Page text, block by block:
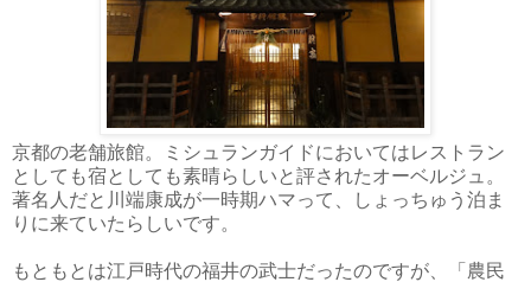
京都の老舗旅館。ミシュランガイドにおいてはレストラン
としても宿としても素晴らしいと評されたオーベルジュ。
著名人だと川端康成が一時期ハマって、しょっちゅう泊ま
りに来ていたらしいです。
もともとは江戸時代の福井の武士だったのですが、「農民